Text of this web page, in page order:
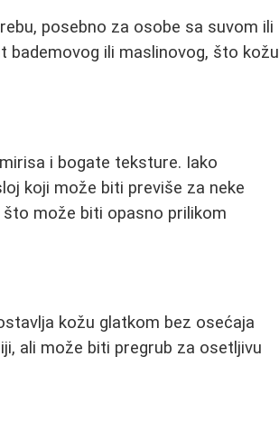
posebno za osobe sa suvom ili
bademovog ili maslinovog, što kožu
i bogate teksture. Iako
koji može biti previše za neke
može biti opasno prilikom
kožu glatkom bez osećaja
ali može biti pregrub za osetljivu